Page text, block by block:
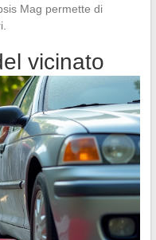
Mag permette di
vicinato